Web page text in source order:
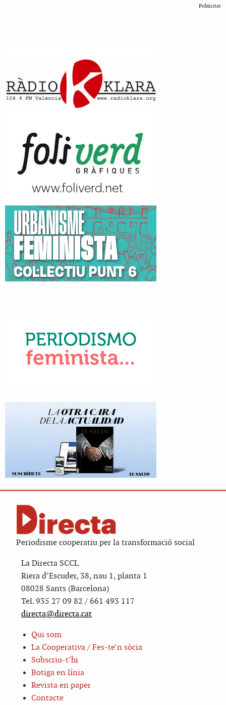
Publicitat
Periodisme cooperatiu per la transformació social
La Directa SCCL
Riera d’Escuder, 38, nau 1, planta 1
08028 Sants (Barcelona)
Tel. 935 27 09 82 / 661 493 117
directa@directa.cat
Qui som
La Cooperativa / Fes-te’n sòcia
Subscriu-t’hi
Botiga en línia
Revista en paper
Contacte